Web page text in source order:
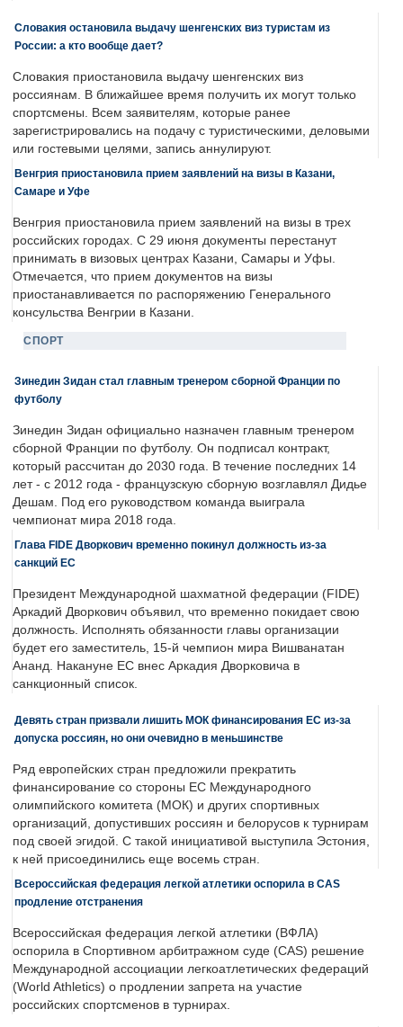
Словакия остановила выдачу шенгенских виз туристам из
России: а кто вообще дает?
Словакия приостановила выдачу шенгенских виз
россиянам. В ближайшее время получить их могут только
спортсмены. Всем заявителям, которые ранее
зарегистрировались на подачу с туристическими, деловыми
или гостевыми целями, запись аннулируют.
Венгрия приостановила прием заявлений на визы в Казани,
Самаре и Уфе
Венгрия приостановила прием заявлений на визы в трех
российских городах. С 29 июня документы перестанут
принимать в визовых центрах Казани, Самары и Уфы.
Отмечается, что прием документов на визы
приостанавливается по распоряжению Генерального
консульства Венгрии в Казани.
СПОРТ
Зинедин Зидан стал главным тренером сборной Франции по
футболу
Зинедин Зидан официально назначен главным тренером
сборной Франции по футболу. Он подписал контракт,
который рассчитан до 2030 года. В течение последних 14
лет - с 2012 года - французскую сборную возглавлял Дидье
Дешам. Под его руководством команда выиграла
чемпионат мира 2018 года.
Глава FIDE Дворкович временно покинул должность из-за
санкций ЕС
Президент Международной шахматной федерации (FIDE)
Аркадий Дворкович объявил, что временно покидает свою
должность. Исполнять обязанности главы организации
будет его заместитель, 15-й чемпион мира Вишванатан
Ананд. Накануне ЕС внес Аркадия Дворковича в
санкционный список.
Девять стран призвали лишить МОК финансирования ЕС из-за
допуска россиян, но они очевидно в меньшинстве
Ряд европейских стран предложили прекратить
финансирование со стороны ЕС Международного
олимпийского комитета (МОК) и других спортивных
организаций, допустивших россиян и белорусов к турнирам
под своей эгидой. С такой инициативой выступила Эстония,
к ней присоединились еще восемь стран.
Всероссийская федерация легкой атлетики оспорила в CAS
продление отстранения
Всероссийская федерация легкой атлетики (ВФЛА)
оспорила в Спортивном арбитражном суде (CAS) решение
Международной ассоциации легкоатлетических федераций
(World Athletics) о продлении запрета на участие
российских спортсменов в турнирах.